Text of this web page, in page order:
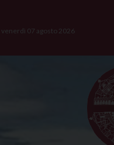
content
venerdì 07 agosto 2026